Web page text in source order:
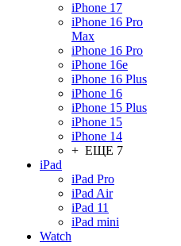
iPhone 17
iPhone 16 Pro
Max
iPhone 16 Pro
iPhone 16e
iPhone 16 Plus
iPhone 16
iPhone 15 Plus
iPhone 15
iPhone 14
+ ЕЩЕ 7
iPad
iPad Pro
iPad Air
iPad 11
iPad mini
Watch